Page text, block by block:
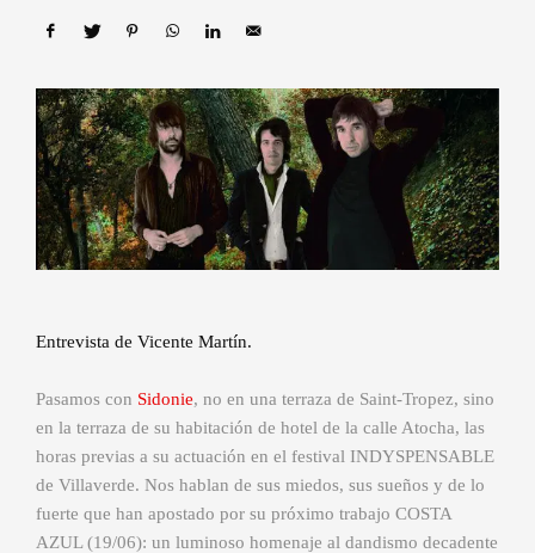
Entrevista de Vicente Martín.
Pasamos con Sidonie, no en una terraza de Saint-Tropez, sino
en la terraza de su habitación de hotel de la calle Atocha, las
horas previas a su actuación en el festival INDYSPENSABLE
de Villaverde. Nos hablan de sus miedos, sus sueños y de lo
fuerte que han apostado por su próximo trabajo COSTA
AZUL (19/06): un luminoso homenaje al dandismo decadente